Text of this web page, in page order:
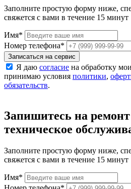
Заполните простую форму ниже,
свяжется с вами в течение 15 минут
Имя*
Номер телефона*
Записаться на сервис
Я даю согласие на обработку
принимаю условия политики,
обязательств.
Запишитесь на
техническое
Заполните простую форму ниже,
свяжется с вами в течение 15 минут
Имя*